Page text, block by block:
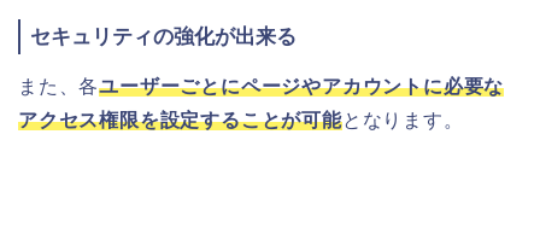
セキュリティの強化が出来る
また、各ユーザーごとにページやアカウントに必要な
アクセス権限を設定することが可能となります。